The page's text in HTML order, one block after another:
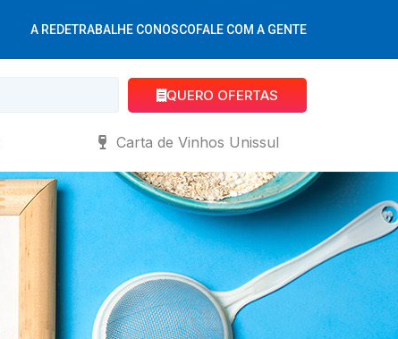
A REDETRABALHE CONOSCOFALE COM A GENTE
QUERO OFERTAS
Carta de Vinhos Unissul